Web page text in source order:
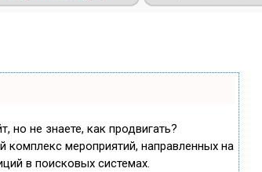
но не знаете, как продвигать?
комплекс мероприятий, направленных на
в поисковых системах.